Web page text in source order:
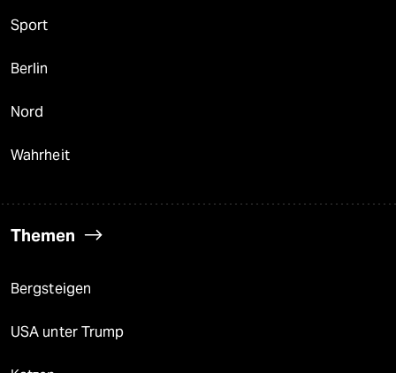
Sport
Berlin
Nord
Wahrheit
Themen
Bergsteigen
USA unter Trump